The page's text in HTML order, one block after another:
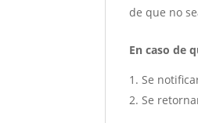
de que no
En caso de
Se
Se